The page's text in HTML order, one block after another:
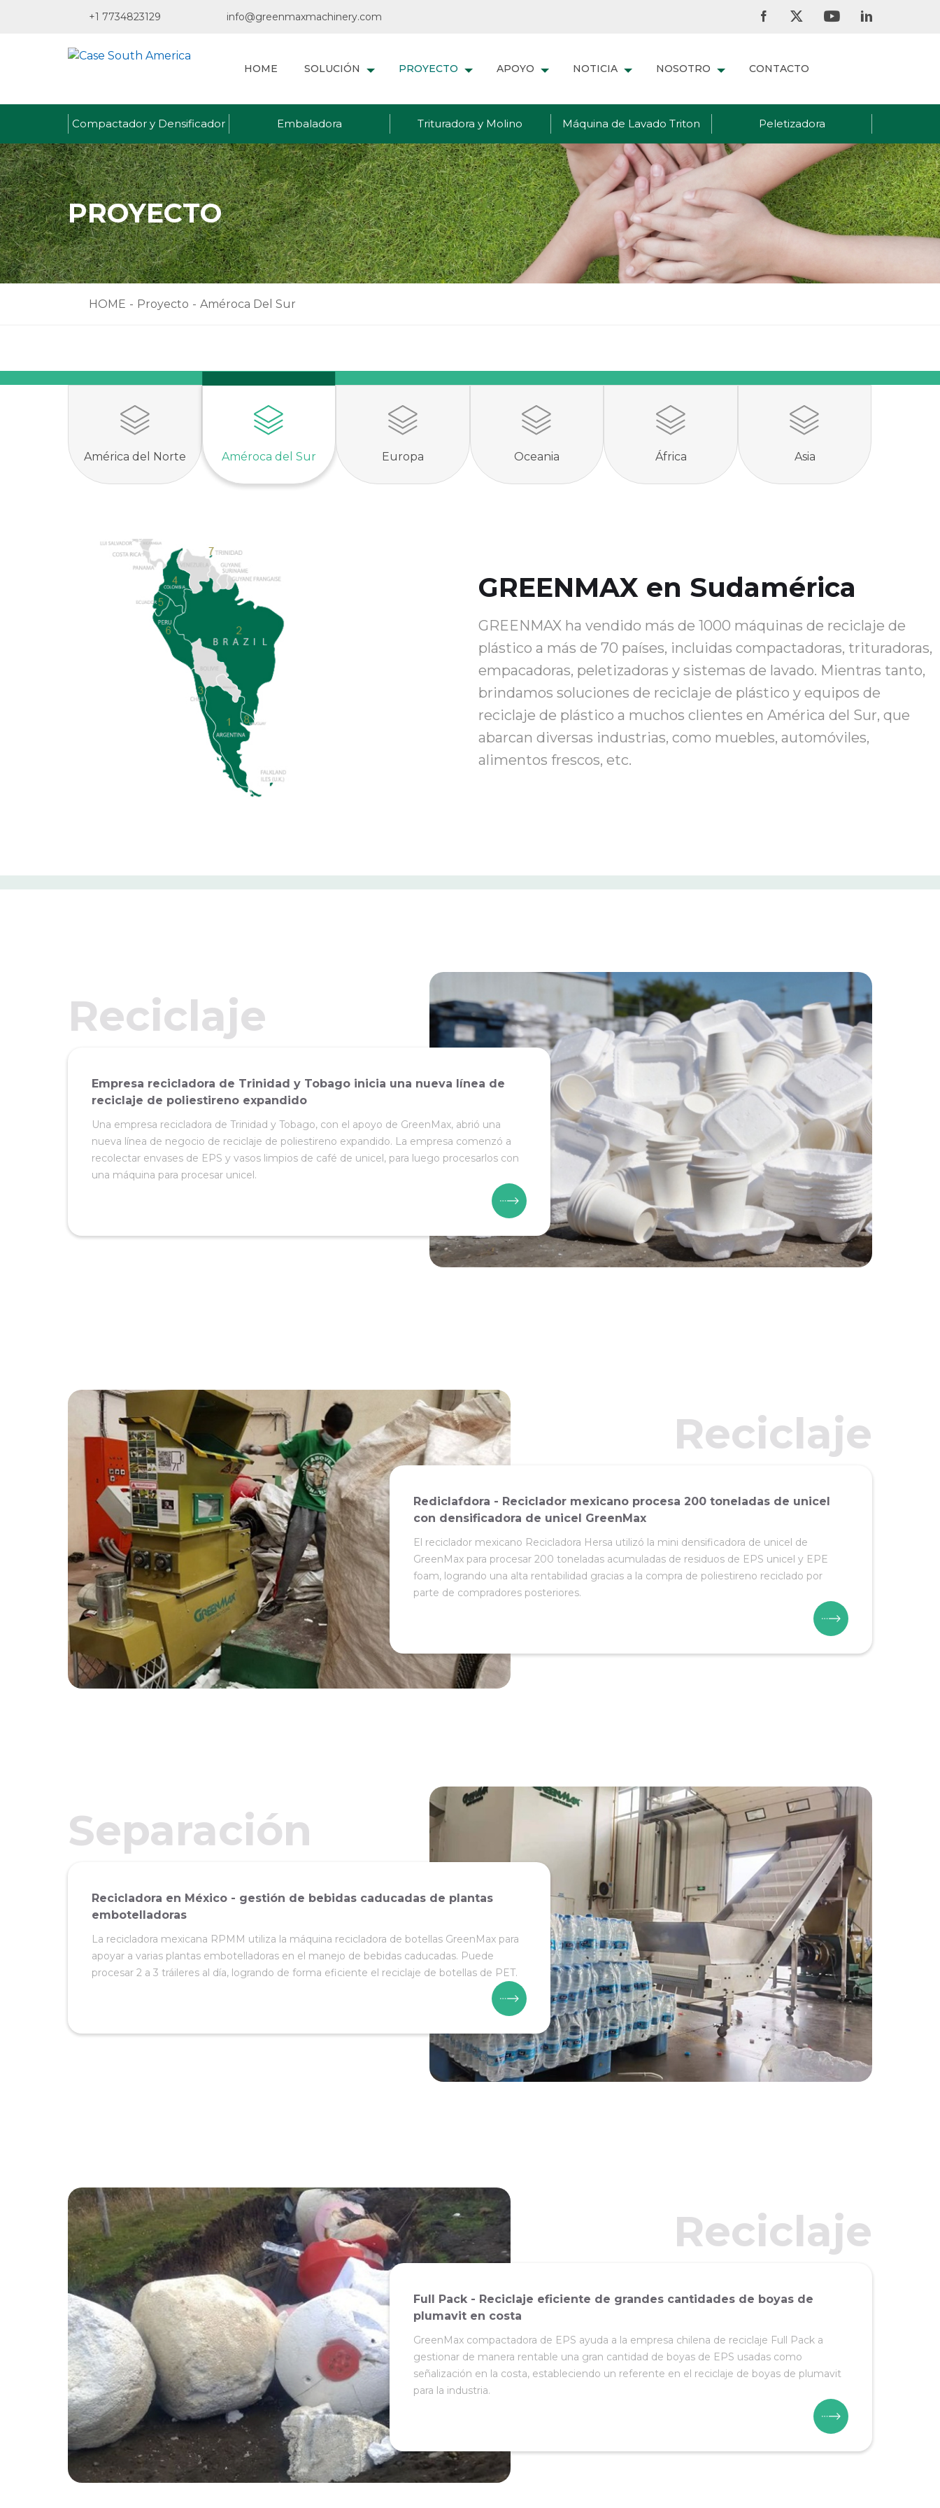
+1 7734823129 info@greenmaxmachinery.com
HOME SOLUCIÓN PROYECTO APOYO NOTICIA NOSOTRO CONTACTO
Compactador y Densificador Embaladora Trituradora y Molino Máquina de Lavado Triton Peletizadora
PROYECTO
HOME - Proyecto - Améroca Del Sur
América del Norte Améroca del Sur Europa Oceania África Asia
GREENMAX en Sudamérica
GREENMAX ha vendido más de 1000 máquinas de reciclaje de
plástico a más de 70 países, incluidas compactadoras, trituradoras,
empacadoras, peletizadoras y sistemas de lavado. Mientras tanto,
brindamos soluciones de reciclaje de plástico y equipos de
reciclaje de plástico a muchos clientes en América del Sur, que
abarcan diversas industrias, como muebles, automóviles,
alimentos frescos, etc.
Reciclaje
Empresa recicladora de Trinidad y Tobago inicia una nueva línea de
reciclaje de poliestireno expandido
Una empresa recicladora de Trinidad y Tobago, con el apoyo de GreenMax, abrió una
nueva línea de negocio de reciclaje de poliestireno expandido. La empresa comenzó a
recolectar envases de EPS y vasos limpios de café de unicel, para luego procesarlos con
una máquina para procesar unicel.
Reciclaje
Rediclafdora - Reciclador mexicano procesa 200 toneladas de unicel
con densificadora de unicel GreenMax
El reciclador mexicano Recicladora Hersa utilizó la mini densificadora de unicel de
GreenMax para procesar 200 toneladas acumuladas de residuos de EPS unicel y EPE
foam, logrando una alta rentabilidad gracias a la compra de poliestireno reciclado por
parte de compradores posteriores.
Separación
Recicladora en México - gestión de bebidas caducadas de plantas
embotelladoras
La recicladora mexicana RPMM utiliza la máquina recicladora de botellas GreenMax para
apoyar a varias plantas embotelladoras en el manejo de bebidas caducadas. Puede
procesar 2 a 3 tráileres al día, logrando de forma eficiente el reciclaje de botellas de PET.
Reciclaje
Full Pack - Reciclaje eficiente de grandes cantidades de boyas de
plumavit en costa
GreenMax compactadora de EPS ayuda a la empresa chilena de reciclaje Full Pack a
gestionar de manera rentable una gran cantidad de boyas de EPS usadas como
señalización en la costa, estableciendo un referente en el reciclaje de boyas de plumavit
para la industria.